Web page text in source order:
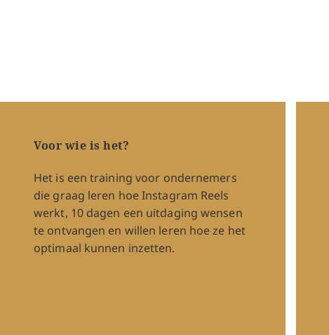
Voor wie is het?
Het is een training voor ondernemers
die graag leren hoe Instagram Reels
werkt, 10 dagen een uitdaging wensen
te ontvangen en willen leren hoe ze het
optimaal kunnen inzetten.